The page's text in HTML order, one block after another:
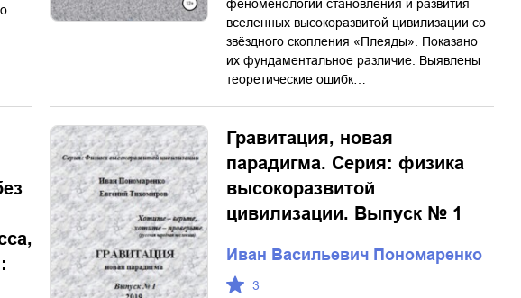
феноменологии становления и развития
вселенных высокоразвитой цивилизации со
звёздного скопления «Плеяды». Показано
их фундаментальное различие. Выявлены
теоретические ошибк…
Гравитация, новая
парадигма. Серия: физика
высокоразвитой
цивилизации. Выпуск № 1
Иван Васильевич Пономаренко
3